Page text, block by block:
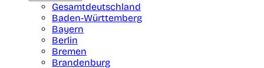
Gesamtdeutschland
Baden-Württemberg
Bayern
Berlin
Bremen
Brandenburg